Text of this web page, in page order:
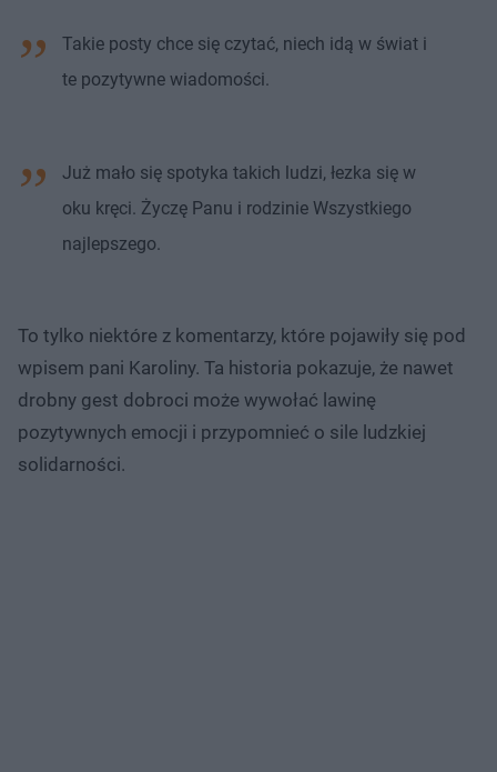
Takie posty chce się czytać, niech idą w świat i
te pozytywne wiadomości.
Już mało się spotyka takich ludzi, łezka się w
oku kręci. Życzę Panu i rodzinie Wszystkiego
najlepszego.
To tylko niektóre z komentarzy, które pojawiły się pod
wpisem pani Karoliny. Ta historia pokazuje, że nawet
drobny gest dobroci może wywołać lawinę
pozytywnych emocji i przypomnieć o sile ludzkiej
solidarności.